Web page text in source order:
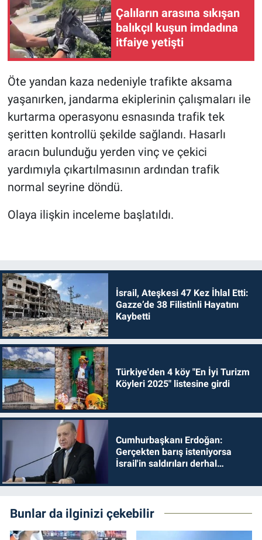
Çalıların arasına sıkışan
balıkçıl kuşun imdadına
itfaiye yetişti
Öte yandan kaza nedeniyle trafikte aksama
yaşanırken, jandarma ekiplerinin çalışmaları ile
kurtarma operasyonu esnasında trafik tek
şeritten kontrollü şekilde sağlandı. Hasarlı
aracın bulunduğu yerden vinç ve çekici
yardımıyla çıkartılmasının ardından trafik
normal seyrine döndü.
Olaya ilişkin inceleme başlatıldı.
İsrail, Ateşkesi 47 Kez İhlal Etti:
Gazze’de 38 Filistinli Hayatını
Kaybetti
Türkiye'den 4 köy "En İyi Turizm
Köyleri 2025" listesine girdi
Cumhurbaşkanı Erdoğan:
Gerçekten barış isteniyorsa
İsrail'in saldırıları derhal
Bunlar da ilginizi çekebilir